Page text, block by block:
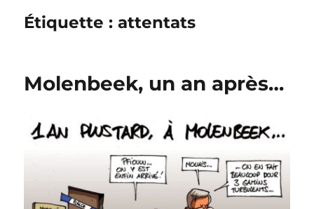
Étiquette :attentats
Molenbeek, un an après…